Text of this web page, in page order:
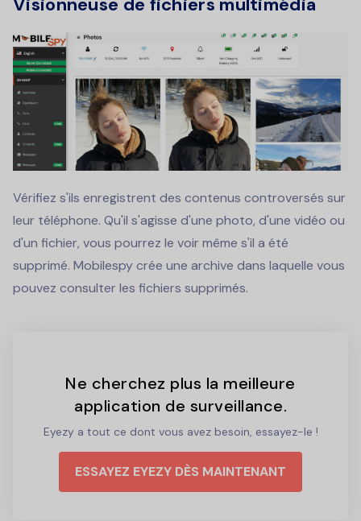
Vérifiez s'ils enregistrent des contenus controversés sur
leur téléphone. Qu'il s'agisse d'une photo, d'une vidéo ou
d'un fichier, vous pourrez le voir même s'il a été
supprimé. Mobilespy crée une archive dans laquelle vous
pouvez consulter les fichiers supprimés.
Ne cherchez plus la meilleure
application de surveillance.
Eyezy a tout ce dont vous avez besoin, essayez-le !
ESSAYEZ EYEZY DÈS MAINTENANT